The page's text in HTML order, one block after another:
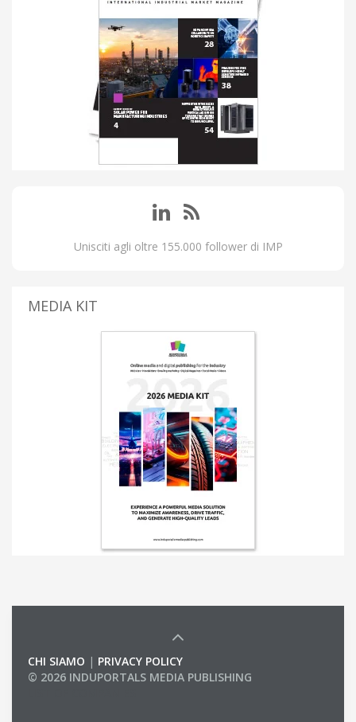
Unisciti agli oltre 155.000 follower di IMP
MEDIA KIT
CHI SIAMO | PRIVACY POLICY
© 2026 INDUPORTALS MEDIA PUBLISHING